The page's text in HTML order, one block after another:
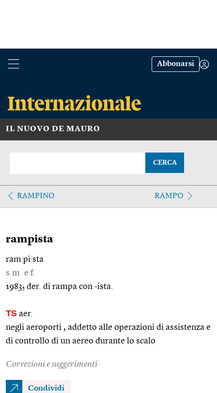
Abbonarsi
IL NUOVO DE MAURO
CERCA
RAMPINO RAMPO
rampista
ram pì sta
s.m. e f.
1983; der. di rampa con -ista.
TS aer.
negli aeroporti , addetto alle operazioni di assistenza e
di controllo di un aereo durante lo scalo
Correzioni e suggerimenti
Condividi